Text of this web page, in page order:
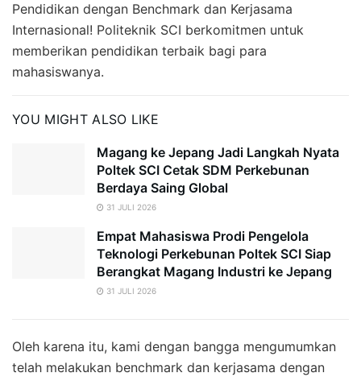
Pendidikan dengan Benchmark dan Kerjasama
Internasional! Politeknik SCI berkomitmen untuk
memberikan pendidikan terbaik bagi para
mahasiswanya.
YOU MIGHT ALSO LIKE
Magang ke Jepang Jadi Langkah Nyata
Poltek SCI Cetak SDM Perkebunan
Berdaya Saing Global
31 JULI 2026
Empat Mahasiswa Prodi Pengelola
Teknologi Perkebunan Poltek SCI Siap
Berangkat Magang Industri ke Jepang
31 JULI 2026
Oleh karena itu, kami dengan bangga mengumumkan
telah melakukan benchmark dan kerjasama dengan